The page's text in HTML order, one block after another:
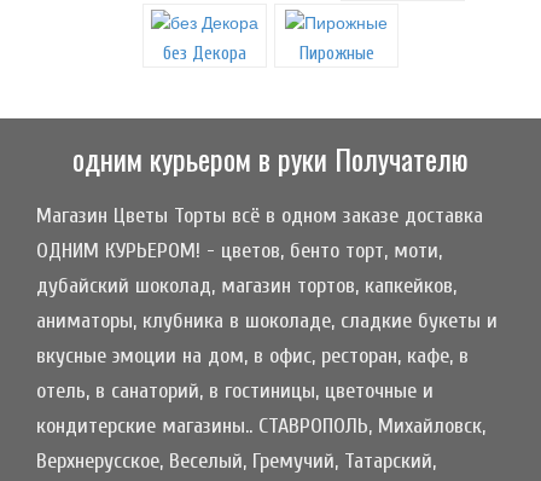
без Декора Пирожные
одним курьером в руки Получателю
Магазин Цветы Торты всё в одном заказе доставка
ОДНИМ КУРЬЕРОМ! - цветов, бенто торт, моти,
дубайский шоколад, магазин тортов, капкейков,
аниматоры, клубника в шоколаде, сладкие букеты и
вкусные эмоции на дом, в офис, ресторан, кафе, в
отель, в санаторий, в гостиницы, цветочные и
кондитерские магазины.. СТАВРОПОЛЬ, Михайловск,
Верхнерусское, Веселый, Гремучий, Татарский,